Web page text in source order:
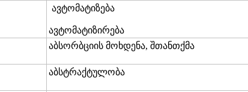
ავტომატიზება
ავტომატიზირება
აბსორბციის მოხდენა, შთანთქმა
აბსტრაქტულობა